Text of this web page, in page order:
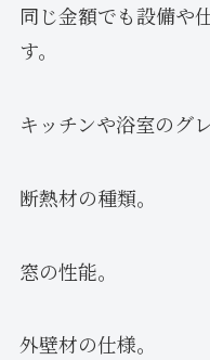
同じ金額でも設備や
す。
キッチンや浴室のグレ
断熱材の種類。
窓の性能。
外壁材の仕様。